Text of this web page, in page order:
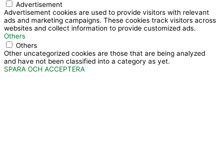
Advertisement
Advertisement cookies are used to provide visitors with relevant
ads and marketing campaigns. These cookies track visitors across
websites and collect information to provide customized ads.
Others
Others
Other uncategorized cookies are those that are being analyzed
and have not been classified into a category as yet.
SPARA OCH ACCEPTERA